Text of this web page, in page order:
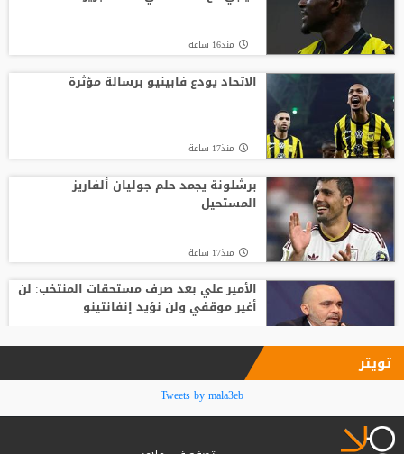
الفيفا يصرف مكافآت الأردن والأمير علي
يؤكد مجددا عدم دعمه لإنفانتينو
بعمر 16 عاما.. لاعب يدخل تاريخ سبارتاك
موسكو برقم قياسي جديد
منذ16 ساعة
الاتحاد يودع فابينيو برسالة مؤثرة
منذ17 ساعة
برشلونة يجمد حلم جوليان ألفاريز
المستحيل
منذ17 ساعة
الأمير علي بعد صرف مستحقات المنتخب: لن
أغير موقفي ولن نؤيد إنفانتينو
فينيسيوس جونيور يمدد عقده مع ريال
مدريد حتى 2032
تويتر
Tweets by mala3eb